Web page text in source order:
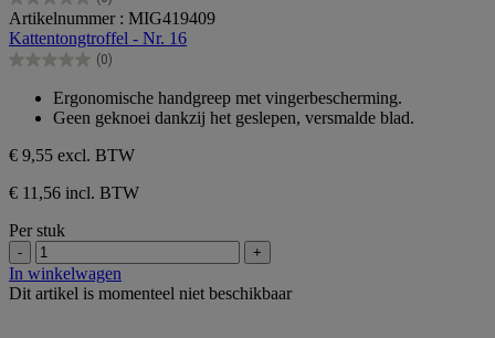
0.0
van
de
5
Artikelnummer : MIG419409
Kattentongtroffel - Nr. 16
(0)
0.0
sterren.
Ergonomische handgreep met vingerbescherming.
Geen geknoei dankzij het geslepen, versmalde blad.
€ 9,55 excl. BTW
€ 11,56 incl. BTW
Per stuk
- +
In winkelwagen
Dit artikel is momenteel niet beschikbaar